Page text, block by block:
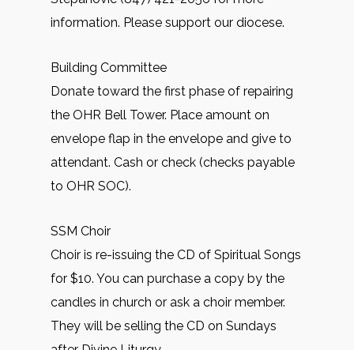
information. Please support our diocese.
Building Committee
Donate toward the first phase of repairing
the OHR Bell Tower. Place amount on
envelope flap in the envelope and give to
attendant. Cash or check (checks payable
to OHR SOC).
SSM Choir
Choir is re-issuing the CD of Spiritual Songs
for $10. You can purchase a copy by the
candles in church or ask a choir member.
They will be selling the CD on Sundays